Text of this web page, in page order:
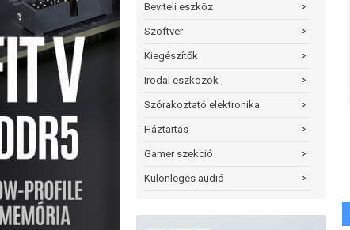
Beviteli eszköz
Szoftver
Kiegészítők
Irodai eszközök
Szórakoztató elektronika
Háztartás
Gamer szekció
Különleges audió